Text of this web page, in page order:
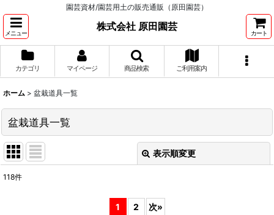
園芸資材/園芸用土の販売通販（原田園芸）
メニュー
株式会社 原田園芸
カート
カテゴリ マイページ 商品検索 ご利用案内
ホーム > 盆栽道具一覧
盆栽道具一覧
表示順変更
118件
1 2 次»